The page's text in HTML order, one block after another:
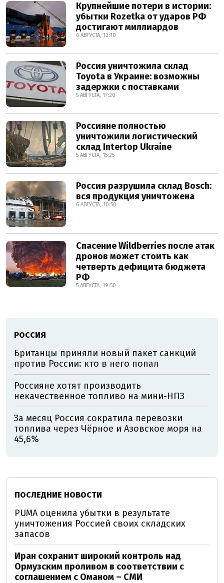
Крупнейшие потери в истории:
убытки Rozetka от ударов РФ
достигают миллиардов
6 АВГУСТА, 12:10
Россия уничтожила склад
Toyota в Украине: возможны
задержки с поставками
5 АВГУСТА, 17:20
Россияне полностью
уничтожили логистический
склад Intertop Ukraine
5 АВГУСТА, 15:25
Россия разрушила склад Bosch:
вся продукция уничтожена
6 АВГУСТА, 10:50
Спасение Wildberries после атак
дронов может стоить как
четверть дефицита бюджета
РФ
5 АВГУСТА, 19:50
РОССИЯ
Британцы приняли новый пакет санкций
против России: кто в него попал
Россияне хотят производить
некачественное топливо на мини-НПЗ
За месяц Россия сократила перевозки
топлива через Чёрное и Азовское моря на
45,6%
ПОСЛЕДНИЕ НОВОСТИ
PUMA оценила убытки в результате
уничтожения Россией своих складских
запасов
Иран сохранит широкий контроль над
Ормузским проливом в соответствии с
соглашением с Оманом – СМИ